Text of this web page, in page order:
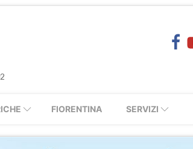
FIORENTINA SERVIZI